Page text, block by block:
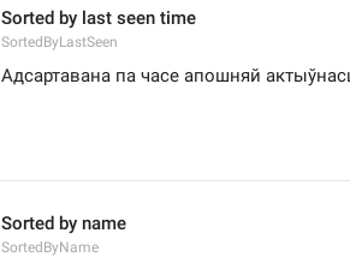
Sorted by last seen time
SortedByLastSeen
Адсартавана па часе апошняй
Sorted by name
SortedByName